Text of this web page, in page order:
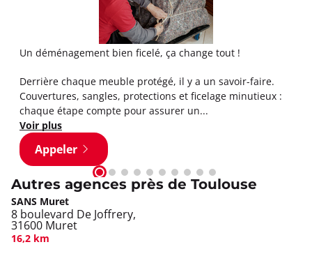
Un déménagement bien ficelé, ça change tout !
Derrière chaque meuble protégé, il y a un savoir-faire.
Couvertures, sangles, protections et ficelage minutieux :
chaque étape compte pour assurer un...
Voir plus
Appeler
Autres agences près de Toulouse
SANS Muret
8 boulevard De Joffrery,
31600 Muret
16,2 km